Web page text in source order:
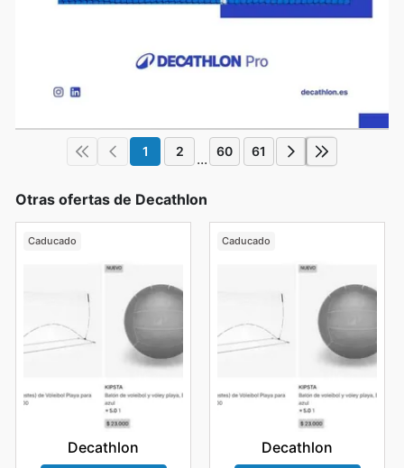
1 2 ... 60 61
Otras ofertas de Decathlon
Caducado
Decathlon
Caducado
Decathlon